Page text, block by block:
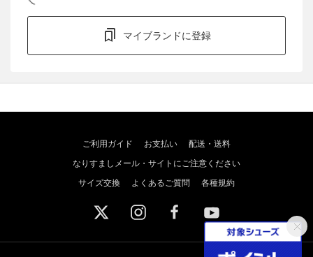
マイブランドに登録
ご利用ガイド お支払い
配送・送料
なりすましメール・サイトにご注意ください
サイズ交換
よくあるご質問 各種規約